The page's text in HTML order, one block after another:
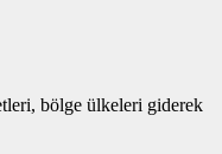
bölge ülkeleri giderek